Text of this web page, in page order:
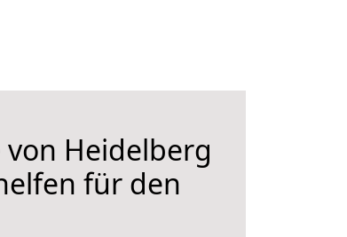
Heidelberg
für den